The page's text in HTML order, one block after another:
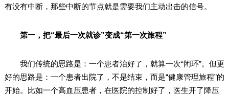
有没有中断，那些中断的节点就是需要我们主动出击的信号。
第一，把“最后一次就诊”变成“第一次旅程”
我们传统的思路是：一个患者治好了，就算一次“闭环”。但更
好的思路是：一个患者出院了，不是结束，而是“健康管理旅程”的
开始。比如一个高血压患者，在医院的控制好了，医生开了降压